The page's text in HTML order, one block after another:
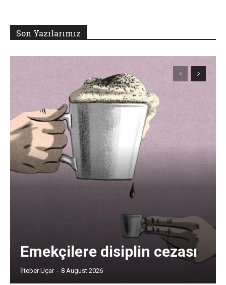
Son Yazılarımız
Emekçilere disiplin cezası
İlteber Uçar - 8 August 2026